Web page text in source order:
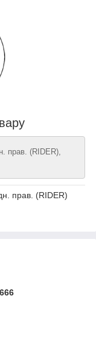
прав. (RIDER),
прав. (RIDER)